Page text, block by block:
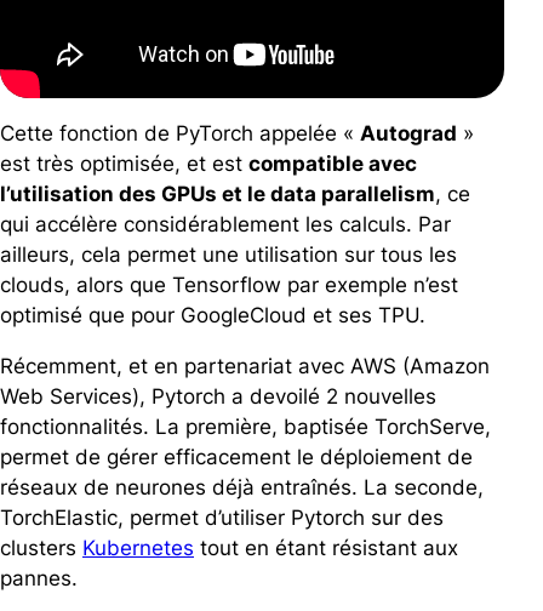
Cette fonction de PyTorch appelée « Autograd »
est très optimisée, et est compatible avec
l’utilisation des GPUs et le data parallelism, ce
qui accélère considérablement les calculs. Par
ailleurs, cela permet une utilisation sur tous les
clouds, alors que Tensorflow par exemple n’est
optimisé que pour GoogleCloud et ses TPU.
Récemment, et en partenariat avec AWS (Amazon
Web Services), Pytorch a devoilé 2 nouvelles
fonctionnalités. La première, baptisée TorchServe,
permet de gérer efficacement le déploiement de
réseaux de neurones déjà entraînés. La seconde,
TorchElastic, permet d’utiliser Pytorch sur des
clusters Kubernetes tout en étant résistant aux
pannes.